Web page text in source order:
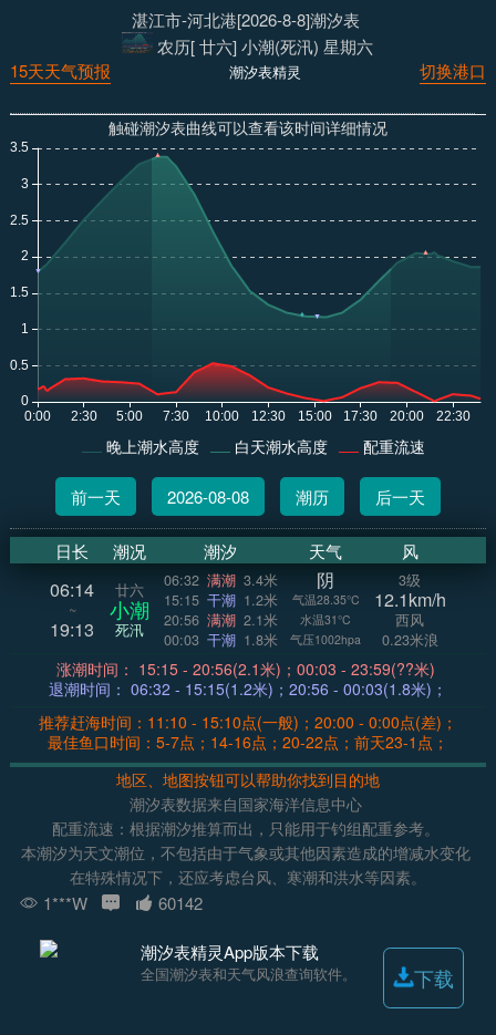
湛江市-河北港[2026-8-8]潮汐表
农历[ 廿六] 小潮(死汛) 星期六
切换港口
潮汐表精灵
15天天气预报
触碰潮汐表曲线可以查看该时间详细情况
晚上潮水高度 白天潮水高度 配重流速
前一天 2026-08-08 潮历 后一天
日长 潮况 潮汐 天气 风
06:14
~
19:13
廿六
小潮
死汛
06:32 满潮 3.4米
15:15 干潮 1.2米
20:56 满潮 2.1米
00:03 干潮 1.8米
阴
气温28.35°C
水温31°C
气压1002hpa
3级
12.1km/h
西风
0.23米浪
涨潮时间： 15:15 - 20:56(2.1米)；00:03 - 23:59(??米)
退潮时间： 06:32 - 15:15(1.2米)；20:56 - 00:03(1.8米)；
推荐赶海时间：11:10 - 15:10点(一般)；20:00 - 0:00点(差)；
最佳鱼口时间：5-7点；14-16点；20-22点；前天23-1点；
地区、地图按钮可以帮助你找到目的地
潮汐表数据来自国家海洋信息中心
配重流速：根据潮汐推算而出，只能用于钓组配重参考。
本潮汐为天文潮位，不包括由于气象或其他因素造成的增减水变化
在特殊情况下，还应考虑台风、寒潮和洪水等因素。
1***W 60142
潮汐表精灵App版本下载
全国潮汐表和天气风浪查询软件。 下载